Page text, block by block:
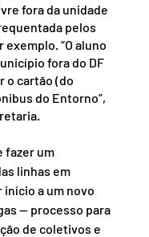
fora da unidade
pelos
“O aluno
fora do DF
o cartão (do
do Entorno”,
fazer um
linhas em
início a um novo
— processo para
de coletivos e